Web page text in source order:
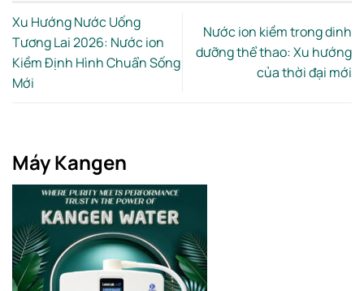
Xu Hướng Nước Uống
Tương Lai 2026: Nước ion
Kiềm Định Hình Chuẩn Sống
Mới
Nước ion kiềm trong dinh
dưỡng thể thao: Xu hướng
của thời đại mới
Máy Kangen